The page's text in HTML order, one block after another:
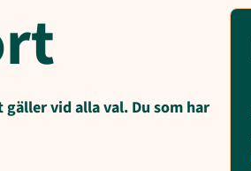
vid alla val. Du som har